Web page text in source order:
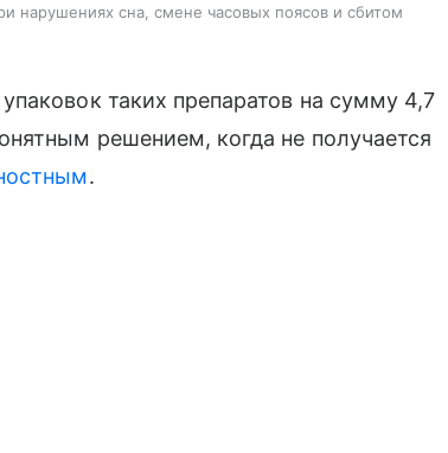
нарушениях сна, смене часовых поясов и сбитом
таких препаратов на сумму 4,7
решением, когда не получается
.